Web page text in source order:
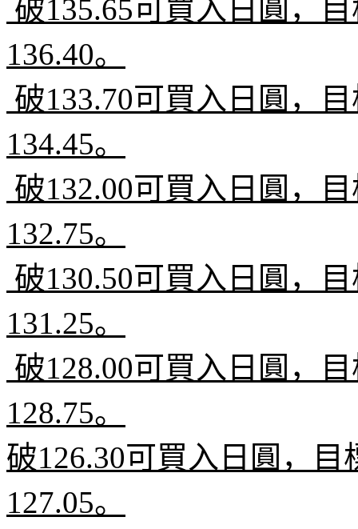
破135.65可買入日圓，
136.40。
破133.70可買入日圓，
134.45。
破132.00可買入日圓，
132.75。
破130.50可買入日圓，
131.25。
破128.00可買入日圓，
128.75。
破126.30可買入日圓，目
127.05。